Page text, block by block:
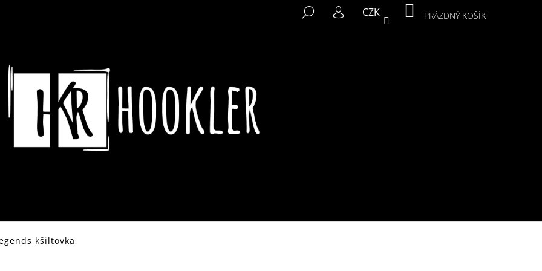
HLEDAT
PŘIHLÁŠENÍ
CZK NÁKUPNÍ
KOŠÍK
PRÁZDNÝ KOŠÍK
kšiltovka
CO POTŘEBUJETE NAJÍT?
HLEDAT
Následující